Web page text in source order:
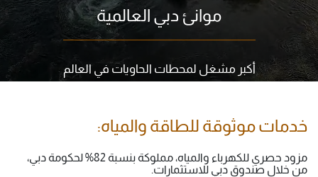
موانئ دبي العالمية
أكبر مشغل لمحطات الحاويات في العالم
خدمات موثوقة للطاقة والمياه:
مزود حصري للكهرباء والمياه، مملوكة بنسبة 82% لحكومة دبي،
من خلال صندوق دبي للاستثمارات.